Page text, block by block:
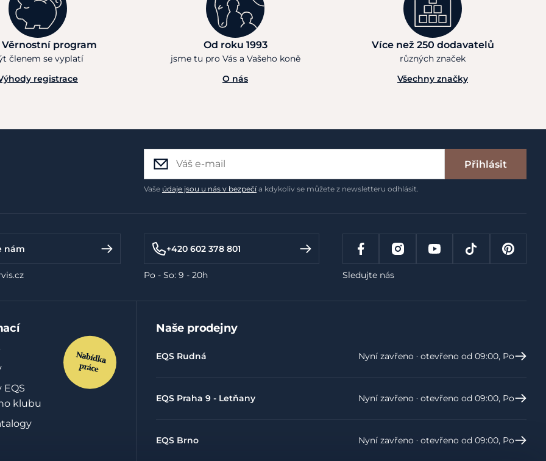
Věrnostní program
členem se vyplatí
registrace
Od roku 1993
jsme tu pro Vás a Vašeho koně
O nás
Více než 250 dodavatelů
různých značek
Všechny značky
Přihlásit
Vaše údaje jsou u nás v bezpečía kdykoliv se můžete z newsletteru odhlásit.
nám +420 602 378 801
Po - So: 9 - 20h Sledujte nás
klubu
Naše prodejny
EQS Rudná Nyní zavřeno ‧ otevřeno od 09:00, Po
EQS Praha 9 - Letňany Nyní zavřeno ‧ otevřeno od 09:00, Po
EQS Brno Nyní zavřeno ‧ otevřeno od 09:00, Po